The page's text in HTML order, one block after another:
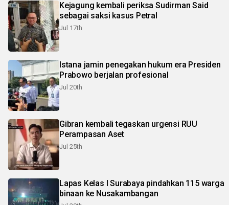
Kejagung kembali periksa Sudirman Said
sebagai saksi kasus Petral
Jul 17th
Istana jamin penegakan hukum era Presiden
Prabowo berjalan profesional
Jul 20th
Gibran kembali tegaskan urgensi RUU
Perampasan Aset
Jul 25th
Lapas Kelas I Surabaya pindahkan 115 warga
binaan ke Nusakambangan